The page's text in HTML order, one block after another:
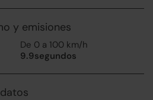
y emisiones
De 0 a 100 km/h
9.9segundos